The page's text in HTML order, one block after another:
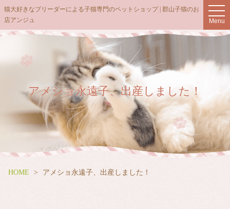
t
o
g
g
a
v
t
o
Menu
猫大好きなブリーダーによる子猫専門のペットショップ | 郡山子猫のお
店アンジュ
アメショ永遠子、出産しました！
HOME アメショ永遠子、出産しました！